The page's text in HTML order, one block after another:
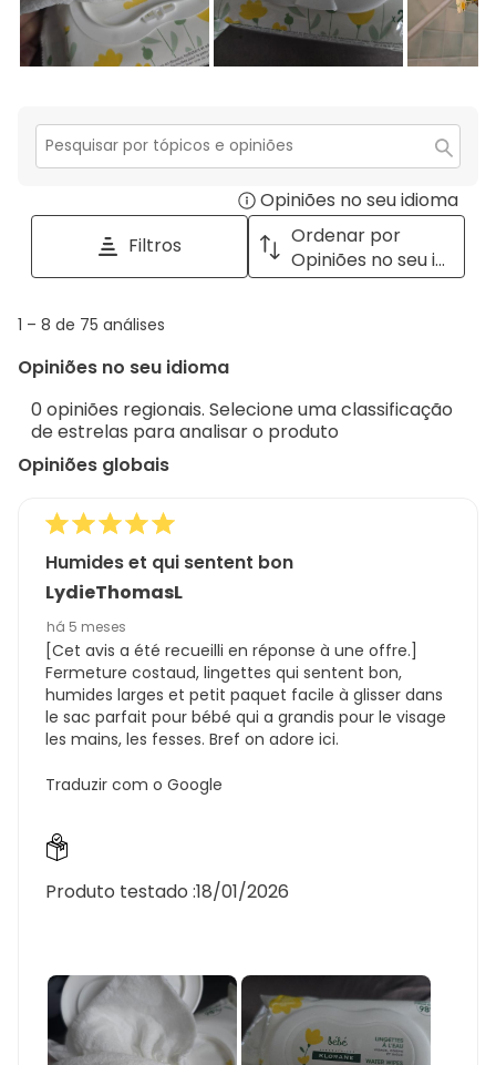
Secção
Opiniões no seu idioma
a
with
Filtros
Ordenar por
Opiniões no seu idioma
1
8
75
análises
1 – 8 de 75 análises
Opiniões no seu idioma
0 opiniões regionais. Selecione uma classificação
de estrelas para analisar o produto
Opiniões globais
Humides et qui sentent bon
LydieThomasL
há 5 meses
[Cet avis a été recueilli en réponse à une offre.]
Fermeture costaud, lingettes qui sentent bon,
humides larges et petit paquet facile à glisser dans
le sac parfait pour bébé qui a grandis pour le visage
les mains, les fesses. Bref on adore ici.
Traduzir com o Google
Produto testado :18/01/2026